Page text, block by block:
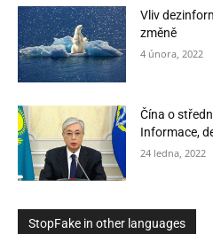
Vliv
změně
4 února, 2022
Čína o
Informace,
24 ledna, 2022
StopFake in other languages